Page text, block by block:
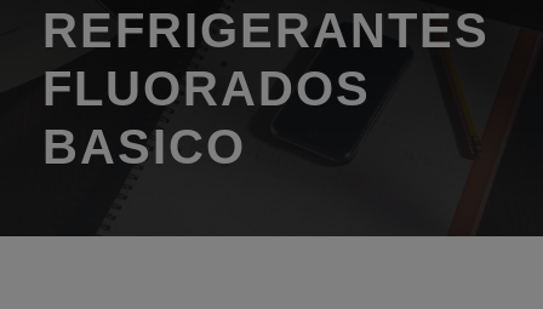
REFRIGERANTES
FLUORADOS
BASICO